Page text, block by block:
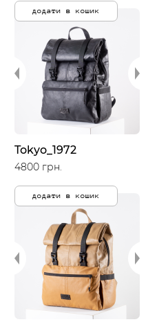
додати в кошик
Tokyo_1972
4800 грн.
додати в кошик